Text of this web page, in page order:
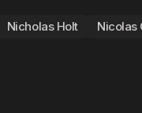
Nicholas Holt Nicolas